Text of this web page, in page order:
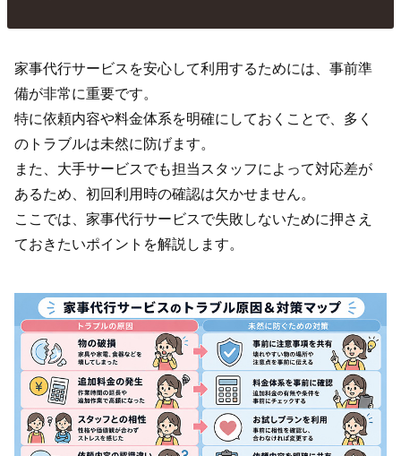
家事代行サービスを安心して利用するためには、事前準
備が非常に重要です。
特に依頼内容や料金体系を明確にしておくことで、多く
のトラブルは未然に防げます。
また、大手サービスでも担当スタッフによって対応差が
あるため、初回利用時の確認は欠かせません。
ここでは、家事代行サービスで失敗しないために押さえ
ておきたいポイントを解説します。